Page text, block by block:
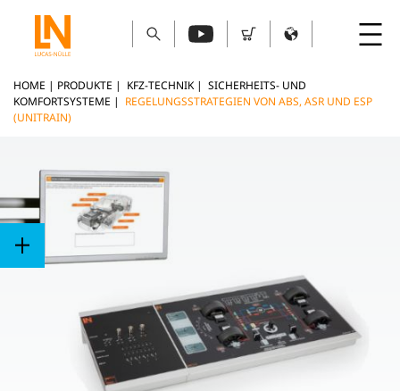
HOME | PRODUKTE | KFZ-TECHNIK | SICHERHEITS- UND
KOMFORTSYSTEME | REGELUNGSSTRATEGIEN VON ABS, ASR UND ESP
(UNITRAIN)